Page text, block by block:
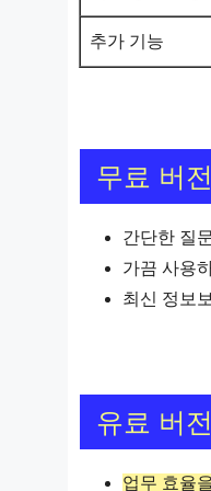
추가 기능
무료 버
간단한 질
가끔 사용
최신 정보
유료 버
업무 효율